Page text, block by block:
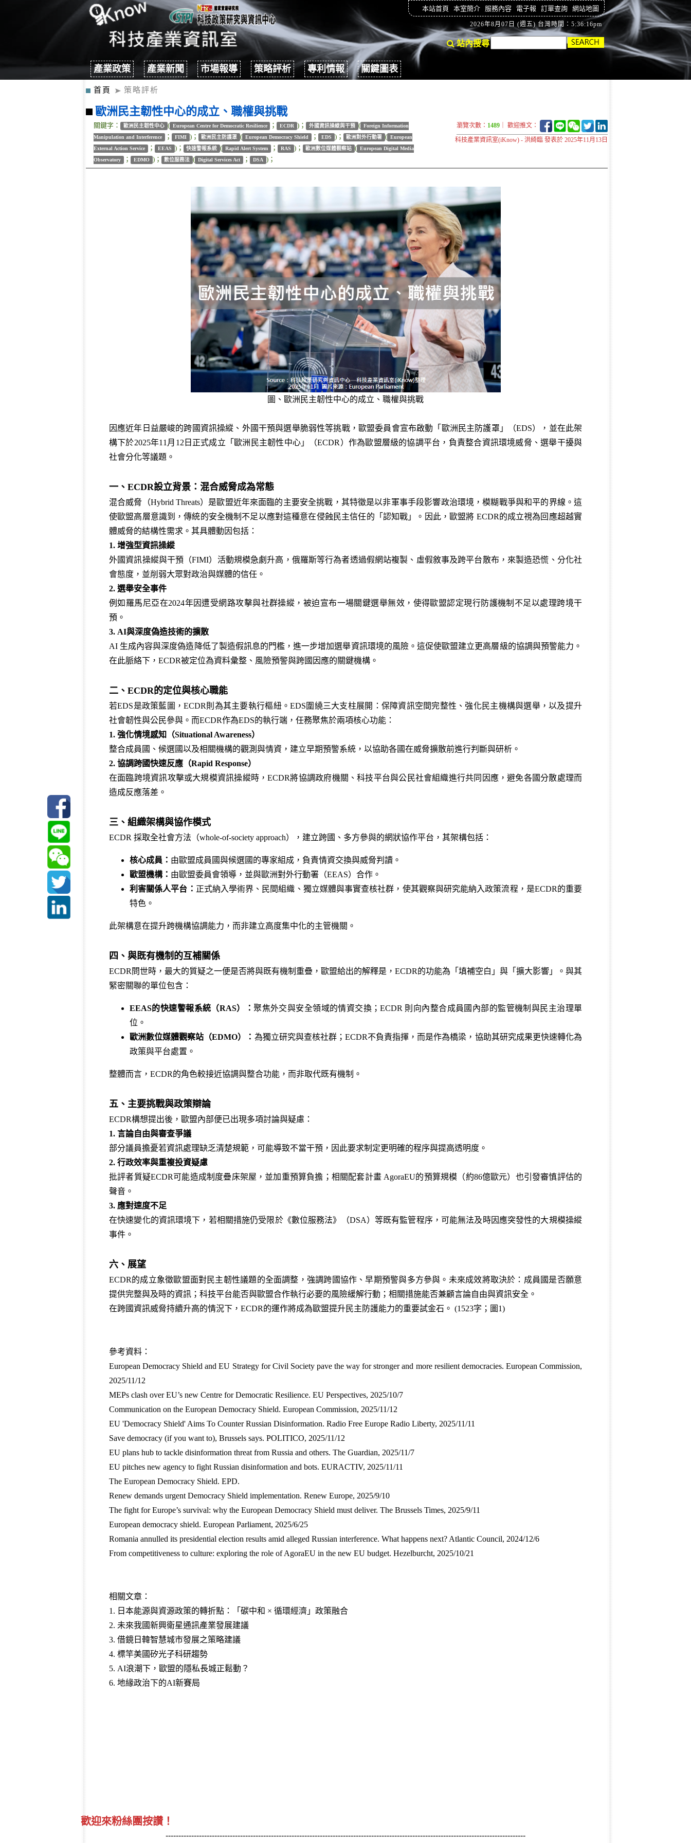
本站首頁 本室簡介 服務內容 電子報 訂單查詢 網站地圖
2026年8月07日 (週五) 台灣時間：5:36:17pm
站內搜尋
產業政策 產業新聞 市場報導 策略評析 專利情報 關鍵圖表
首頁 策略評析
歐洲民主韌性中心的成立、職權與挑戰
關鍵字： 歐洲民主韌性中心 ( European Centre for Democratic Resilience ； ECDR )； 外國資訊操縱與干預 ( Foreign Information
Manipulation and Interference ； FIMI )； 歐洲民主防護罩 ( European Democracy Shield ； EDS )； 歐洲對外行動署 ( European
External Action Service ； EEAS )； 快速警報系統 ( Rapid Alert System ； RAS )； 歐洲數位媒體觀察站 ( European Digital Media
Observatory ； EDMO )； 數位服務法 ( Digital Services Act ； DSA )；
瀏覽次數： 1489 ｜ 歡迎推文：
科技產業資訊室(iKnow) - 洪綺臨 發表於 2025年11月13日
圖、 歐洲民主韌性中心的成立、職權與挑戰
因應近年日益嚴峻的跨國資訊操縱、外國干預與選舉脆弱性等挑戰，歐盟委員會宣布啟動「歐洲民主防護罩」（EDS），並在此架
構下於2025年11月12日正式成立「歐洲民主韌性中心」（ECDR）作為歐盟層級的協調平台，負責整合資訊環境威脅、選舉干擾與
社會分化等議題。
一、ECDR設立背景：混合威脅成為常態
混合威脅（Hybrid Threats）是歐盟近年來面臨的主要安全挑戰，其特徵是以非軍事手段影響政治環境，模糊戰爭與和平的界線。這
使歐盟高層意識到，傳統的安全機制不足以應對這種意在侵蝕民主信任的「認知戰」。因此，歐盟將 ECDR的成立視為回應超越實
體威脅的結構性需求。其具體動因包括：
1. 增強型資訊操縱
外國資訊操縱與干預（FIMI）活動規模急劇升高，俄羅斯等行為者透過假網站複製、虛假敘事及跨平台散布，來製造恐慌、分化社
會態度，並削弱大眾對政治與媒體的信任。
2. 選舉安全事件
例如羅馬尼亞在2024年因遭受網路攻擊與社群操縱，被迫宣布一場關鍵選舉無效，使得歐盟認定現行防護機制不足以處理跨境干
預。
3. AI與深度偽造技術的擴散
AI 生成內容與深度偽造降低了製造假訊息的門檻，進一步增加選舉資訊環境的風險。這促使歐盟建立更高層級的協調與預警能力。
在此脈絡下，ECDR被定位為資料彙整、風險預警與跨國因應的關鍵機構。
二、ECDR的定位與核心職能
若EDS是政策藍圖，ECDR則為其主要執行樞紐。EDS圍繞三大支柱展開：保障資訊空間完整性、強化民主機構與選舉，以及提升
社會韌性與公民參與。而ECDR作為EDS的執行端，任務聚焦於兩項核心功能：
1. 強化情境感知（Situational Awareness）
整合成員國、候選國以及相關機構的觀測與情資，建立早期預警系統，以協助各國在威脅擴散前進行判斷與研析。
2. 協調跨國快速反應（Rapid Response）
在面臨跨境資訊攻擊或大規模資訊操縱時，ECDR將協調政府機關、科技平台與公民社會組織進行共同因應，避免各國分散處理而
造成反應落差。
三、組織架構與協作模式
ECDR 採取全社會方法（whole-of-society approach），建立跨國、多方參與的網狀協作平台，其架構包括：
核心成員： 由歐盟成員國與候選國的專家組成，負責情資交換與威脅判讀。
歐盟機構： 由歐盟委員會領導，並與歐洲對外行動署（EEAS）合作。
利害關係人平台： 正式納入學術界、民間組織、獨立媒體與事實查核社群，使其觀察與研究能納入政策流程，是ECDR的重要
特色。
此架構意在提升跨機構協調能力，而非建立高度集中化的主管機關。
四、與既有機制的互補關係
ECDR問世時，最大的質疑之一便是否將與既有機制重疊，歐盟給出的解釋是，ECDR的功能為「填補空白」與「擴大影響」。與其
緊密關聯的單位包含：
EEAS的快速警報系統（RAS）：聚焦外交與安全領域的情資交換；ECDR 則向內整合成員國內部的監管機制與民主治理單
位。
歐洲數位媒體觀察站（EDMO）： 為獨立研究與查核社群；ECDR不負責指揮，而是作為橋梁，協助其研究成果更快速轉化為
政策與平台處置。
整體而言，ECDR的角色較接近協調與整合功能，而非取代既有機制。
五、主要挑戰與政策辯論
ECDR構想提出後，歐盟內部便已出現多項討論與疑慮：
1. 言論自由與審查爭議
部分議員擔憂若資訊處理缺乏清楚規範，可能導致不當干預，因此要求制定更明確的程序與提高透明度。
2. 行政效率與重複投資疑慮
批評者質疑ECDR可能造成制度疊床架屋，並加重預算負擔；相關配套計畫 AgoraEU的預算規模（約86億歐元）也引發審慎評估的
聲音。
3. 應對速度不足
在快速變化的資訊環境下，若相關措施仍受限於《數位服務法》（DSA）等既有監管程序，可能無法及時因應突發性的大規模操縱
事件。
六、展望
ECDR的成立象徵歐盟面對民主韌性議題的全面調整，強調跨國協作、早期預警與多方參與。未來成效將取決於：成員國是否願意
提供完整與及時的資訊；科技平台能否與歐盟合作執行必要的風險緩解行動；相關措施能否兼顧言論自由與資訊安全。
在跨國資訊威脅持續升高的情況下，ECDR的運作將成為歐盟提升民主防護能力的重要試金石。 (1523字；圖1)
參考資料：
European Democracy Shield and EU Strategy for Civil Society pave the way for stronger and more resilient democracies. European Commission,
2025/11/12
MEPs clash over EU’s new Centre for Democratic Resilience. EU Perspectives, 2025/10/7
Communication on the European Democracy Shield. European Commission, 2025/11/12
EU 'Democracy Shield' Aims To Counter Russian Disinformation. Radio Free Europe Radio Liberty, 2025/11/11
Save democracy (if you want to), Brussels says. POLITICO, 2025/11/12
EU plans hub to tackle disinformation threat from Russia and others. The Guardian, 2025/11/7
EU pitches new agency to fight Russian disinformation and bots. EURACTIV, 2025/11/11
The European Democracy Shield. EPD.
Renew demands urgent Democracy Shield implementation. Renew Europe, 2025/9/10
The fight for Europe’s survival: why the European Democracy Shield must deliver. The Brussels Times, 2025/9/11
European democracy shield. European Parliament, 2025/6/25
Romania annulled its presidential election results amid alleged Russian interference. What happens next? Atlantic Council, 2024/12/6
From competitiveness to culture: exploring the role of AgoraEU in the new EU budget. Hezelburcht, 2025/10/21
相關文章：
1. 日本能源與資源政策的轉折點：「碳中和 × 循環經濟」政策融合
2. 未來我國新興衛星通訊產業發展建議
3. 借鏡日韓智慧城市發展之策略建議
4. 標竿美國矽光子科研趨勢
5. AI浪潮下，歐盟的隱私長城正鬆動？
6. 地緣政治下的AI新賽局
歡迎來粉絲團按讚！
--------------------------------------------------------------------------------------------------------------------------------------------